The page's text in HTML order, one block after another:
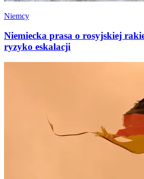
Niemcy
Niemiecka prasa o rosyjskiej
ryzyko eskalacji